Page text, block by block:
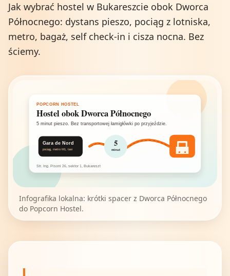
Jak wybrać hostel w Bukareszcie obok Dworca
Północnego: dystans pieszo, pociąg z lotniska,
metro, bagaż, self check-in i cisza nocna. Bez
ściemy.
POPCORN HOSTEL
Hostel obok Dworca Północnego
5 minut pieszo. Bez transportowej łamigłówki po przyjeździe.
Gara de Nord
pociąg, metro M1, taxi
5
minut
Str. Ing. Pisoni 26, sektor 1, Bukareszt
Infografika lokalna: krótki spacer z Dworca Północnego
do Popcorn Hostel.